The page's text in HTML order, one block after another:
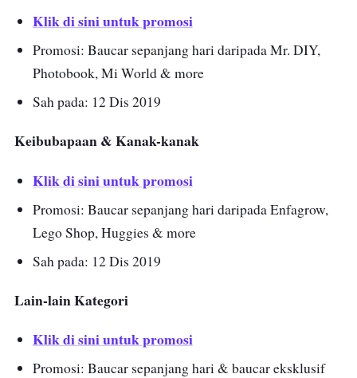
Klik di sini untuk promosi
Promosi: Baucar sepanjang hari daripada Mr. DIY,
Photobook, Mi World & more
Sah pada: 12 Dis 2019
Keibubapaan & Kanak-kanak
Klik di sini untuk promosi
Promosi: Baucar sepanjang hari daripada Enfagrow,
Lego Shop, Huggies & more
Sah pada: 12 Dis 2019
Lain-lain Kategori
Klik di sini untuk promosi
Promosi: Baucar sepanjang hari & baucar eksklusif